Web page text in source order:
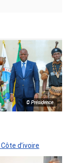
© Présidence
d’ivoire